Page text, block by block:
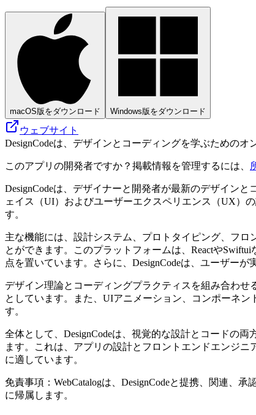
macOS版をダウンロード Windows版をダウンロード
ウェブサイト
DesignCodeは、デザインとコーディングを学ぶための
このアプリの開発者ですか？掲載情報を管理するには、
DesignCodeは、デザイナーと開発者が最新のデザイン
ェイス（UI）およびユーザーエクスペリエンス（UX）
す。
主な機能には、設計システム、プロトタイピング、フ
とができます。このプラットフォームは、Reactや
点を置いています。さらに、DesignCodeは、ユーザー
デザイン理論とコーディングプラクティスを組み合わ
としています。また、UIアニメーション、コンポーネ
す。
全体として、DesignCodeは、視覚的な設計とコードの
ます。これは、アプリの設計とフロントエンドエンジ
に適しています。
免責事項：WebCatalogは、DesignCodeと提携、関連、
に帰属します。